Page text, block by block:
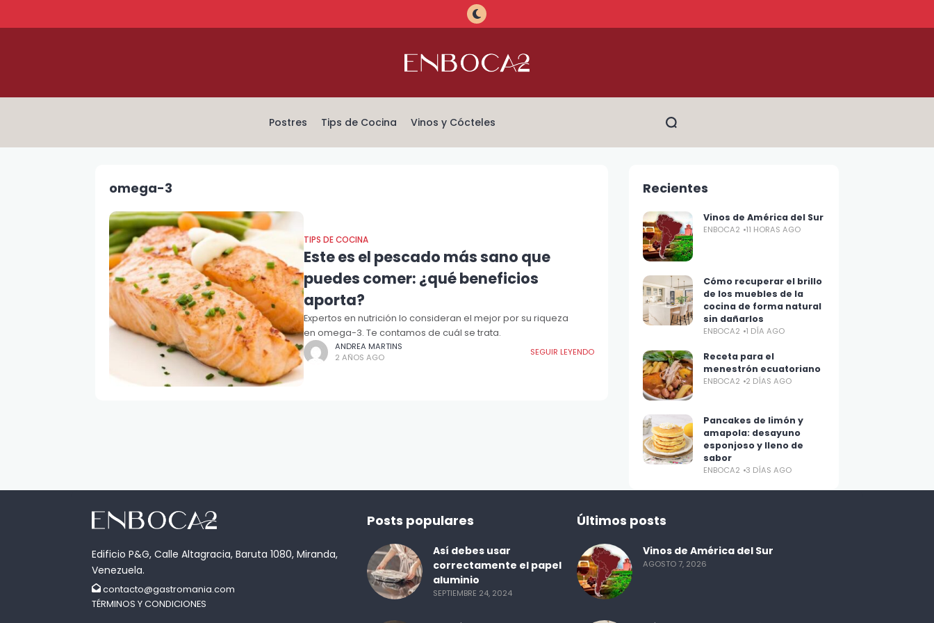
Postres Tips de Cocina Vinos y Cócteles
omega-3
TIPS DE COCINA
Este es el pescado más sano que
puedes comer: ¿qué beneficios
aporta?
Expertos en nutrición lo consideran el mejor por su riqueza
en omega-3. Te contamos de cuál se trata.
ANDREA MARTINS
2 AÑOS AGO
SEGUIR LEYENDO
Recientes
Vinos de América del Sur
ENBOCA2 11 HORAS AGO
Cómo recuperar el brillo
de los muebles de la
cocina de forma natural
sin dañarlos
ENBOCA2 1 DÍA AGO
Receta para el
menestrón ecuatoriano
ENBOCA2 2 DÍAS AGO
Pancakes de limón y
amapola: desayuno
esponjoso y lleno de
sabor
ENBOCA2 3 DÍAS AGO
Edificio P&G, Calle Altagracia, Baruta 1080, Miranda,
Venezuela.
contacto@gastromania.com
TÉRMINOS Y CONDICIONES
Posts populares
Así debes usar
correctamente el papel
aluminio
SEPTIEMBRE 24, 2024
Últimos posts
Vinos de América del Sur
AGOSTO 7, 2026